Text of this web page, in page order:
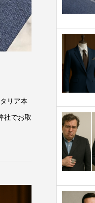
リア本
社でお取